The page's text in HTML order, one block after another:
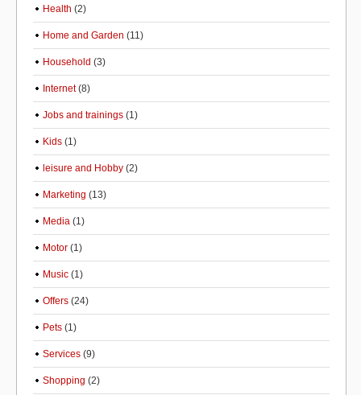
Health (2)
Home and Garden (11)
Household (3)
Internet(8)
Jobs and trainings (1)
Kids (1)
leisure and Hobby (2)
Marketing (13)
Media (1)
Motor (1)
Music (1)
Offers (24)
Pets (1)
Services (9)
Shopping (2)